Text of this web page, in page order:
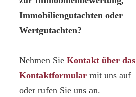
Immobiliengutachten oder
Wertgutachten?
Nehmen Sie Kontakt über das
Kontaktformular mit uns auf
oder rufen Sie uns an.